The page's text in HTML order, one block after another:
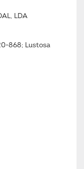
LDA
868; Lustosa